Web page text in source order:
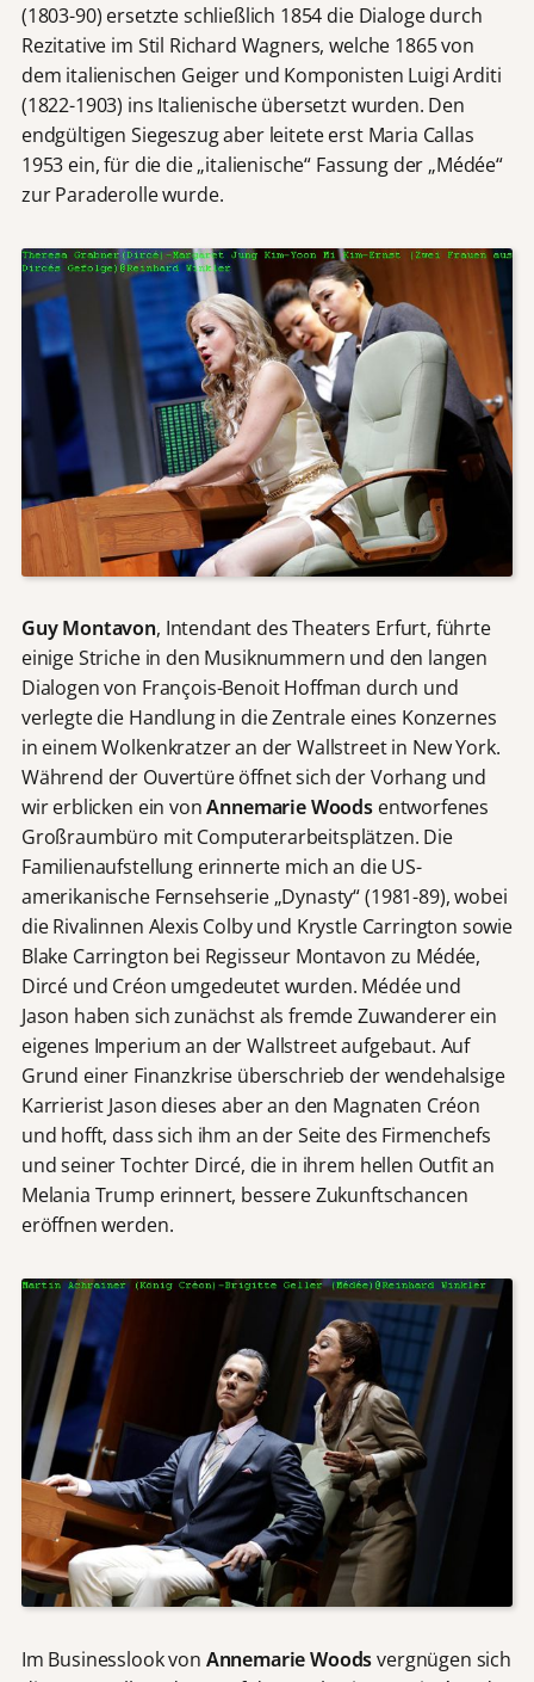
(1803-90) ersetzte schließlich 1854 die Dialoge durch
Rezitative im Stil Richard Wagners, welche 1865 von
dem italienischen Geiger und Komponisten Luigi Arditi
(1822-1903) ins Italienische übersetzt wurden. Den
endgültigen Siegeszug aber leitete erst Maria Callas
1953 ein, für die die „italienische“ Fassung der „Médée“
zur Paraderolle wurde.
Guy Montavon, Intendant des Theaters Erfurt, führte
einige Striche in den Musiknummern und den langen
Dialogen von François-Benoit Hoffman durch und
verlegte die Handlung in die Zentrale eines Konzernes
in einem Wolkenkratzer an der Wallstreet in New York.
Während der Ouvertüre öffnet sich der Vorhang und
wir erblicken ein vonAnnemarie Woods entworfenes
Großraumbüro mit Computerarbeitsplätzen. Die
Familienaufstellung erinnerte mich an die US-
amerikanische Fernsehserie „Dynasty“ (1981-89), wobei
die Rivalinnen Alexis Colby und Krystle Carrington sowie
Blake Carrington bei Regisseur Montavon zu Médée,
Dircé und Créon umgedeutet wurden. Médée und
Jason haben sich zunächst als fremde Zuwanderer ein
eigenes Imperium an der Wallstreet aufgebaut. Auf
Grund einer Finanzkrise überschrieb der wendehalsige
Karrierist Jason dieses aber an den Magnaten Créon
und hofft, dass sich ihm an der Seite des Firmenchefs
und seiner Tochter Dircé, die in ihrem hellen Outfit an
Melania Trump erinnert, bessere Zukunftschancen
eröffnen werden.
Im Businesslook von Annemarie Woodsvergnügen sich